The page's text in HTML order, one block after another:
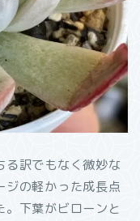
る訳でもなく微妙な
ジの軽かった成長点
下葉がビローンと